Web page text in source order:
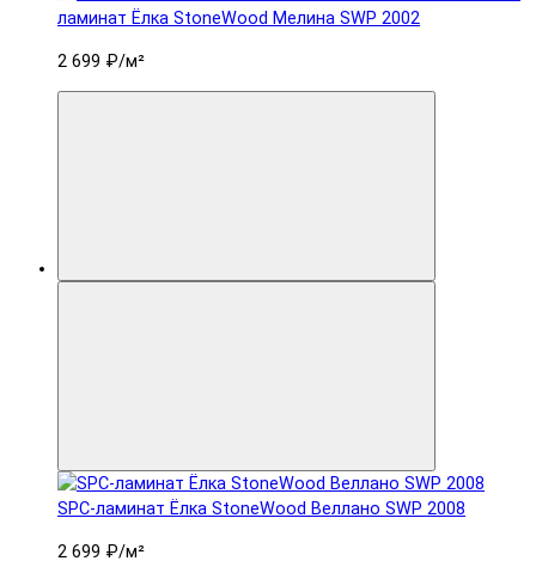
ламинат Ëлка StoneWood Мелина SWP 2002
2 699 ₽/м²
SPC-ламинат Ëлка StoneWood Веллано SWP 2008
2 699 ₽/м²